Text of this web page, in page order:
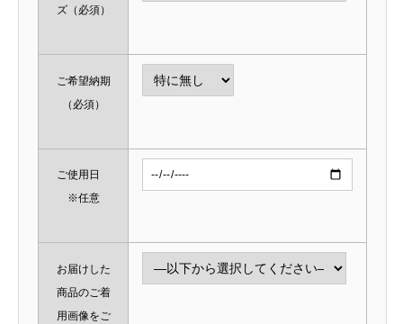
ズ（必須）
ご希望納期
（必須）
ご使用日
※任意
お届けした
商品のご着
用画像をご